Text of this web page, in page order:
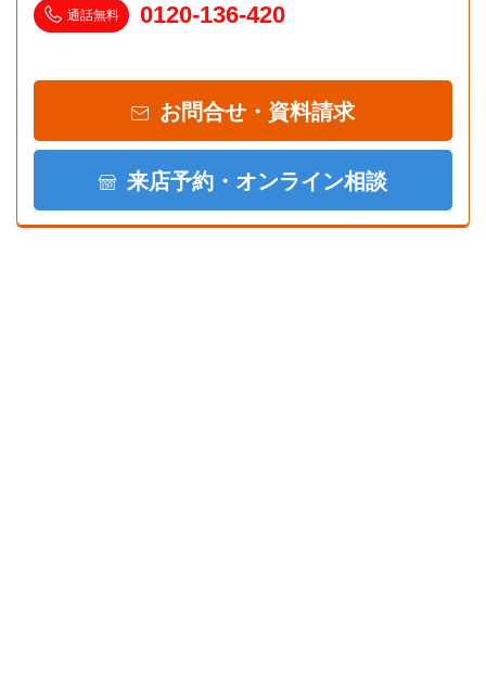
通話無料 0120-136-420
お問合せ・資料請求
来店予約・オンライン相談